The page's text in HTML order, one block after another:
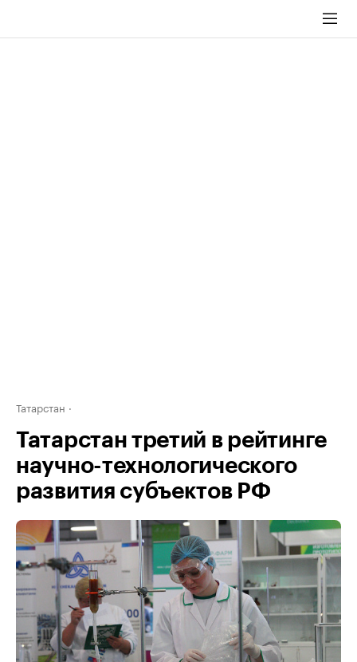
Татарстан
Татарстан третий в рейтинге
научно-технологического
развития субъектов РФ